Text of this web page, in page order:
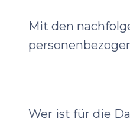
Mit den
Wer ist für die